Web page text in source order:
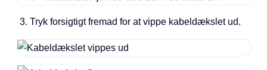
Tryk forsigtigt fremad for at vippe kabeldækslet ud.